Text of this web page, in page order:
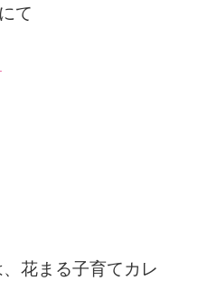
て
花まる子育てカレ